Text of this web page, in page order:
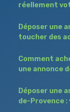
réellement
Déposer une
toucher des
Comment
une annonce
Déposer une
de-Provence :